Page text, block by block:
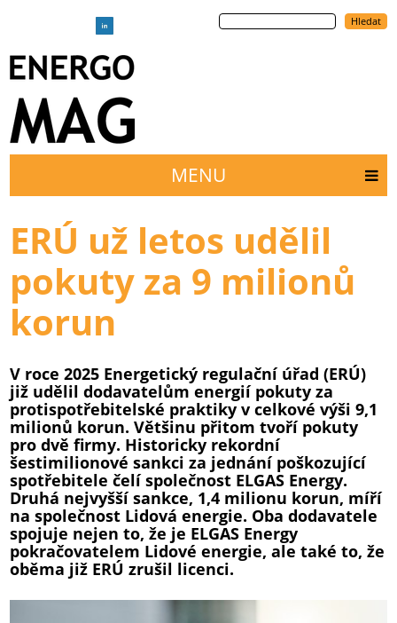
Hledat
menu
MENU
ERÚ už letos udělil
pokuty za 9 milionů
korun
V roce 2025 Energetický regulační úřad (ERÚ)
již udělil dodavatelům energií pokuty za
protispotřebitelské praktiky v celkové výši 9,1
milionů korun. Většinu přitom tvoří pokuty
pro dvě firmy. Historicky rekordní
šestimilionové sankci za jednání poškozující
spotřebitele čelí společnost ELGAS Energy.
Druhá nejvyšší sankce, 1,4 milionu korun, míří
na společnost Lidová energie. Oba dodavatele
spojuje nejen to, že je ELGAS Energy
pokračovatelem Lidové energie, ale také to, že
oběma již ERÚ zrušil licenci.